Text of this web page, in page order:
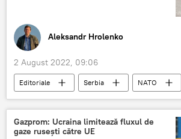
Aleksandr Hrolenko
2 August 2022, 09:06
Editoriale Serbia
NATO
septembrie
Gazprom: Ucraina limitează fluxul de
gaze rusești către UE